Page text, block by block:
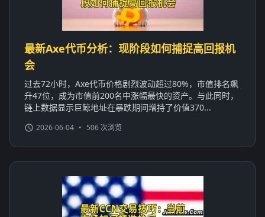
最新Axe代币分析：现阶段如何捕捉高回报机
会
过去72小时，Axe代币价格剧烈波动超过80%，市值排名飙
升47位，成为市值前200名中涨幅最快的资产。与此同时，
链上数据显示巨鲸地址在暴跌期间增持了价值370...
2026-06-04 • 506 次浏览